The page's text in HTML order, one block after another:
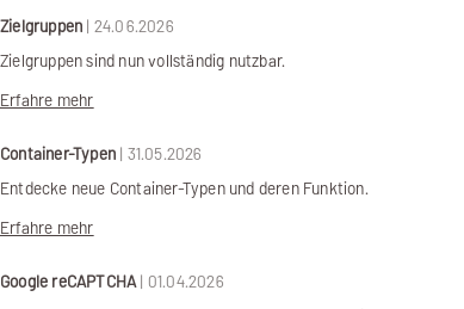
Zielgruppen| 24.06.2026
Zielgruppen sind nun vollständig nutzbar.
Erfahre mehr
Container-Typen| 31.05.2026
Entdecke neue Container-Typen und deren Funktion.
Erfahre mehr
Google reCAPTCHA| 01.04.2026